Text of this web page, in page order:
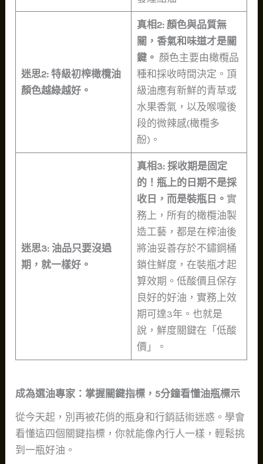
迷思2: 特級初榨橄欖油
顏色越綠越好。
真相2: 顏色與品質無
關，香氣和味道才是關
鍵。 顏色主要由橄欖品
種和採收時間決定。頂
級油應有新鮮的青草或
水果香氣，以及喉嚨後
段的微辣感(橄欖多
酚)。
迷思3: 油品只要沒過
期，就一樣好。
真相3: 採收期是固定
的！瓶上的日期不是採
收日，而是裝瓶日。 實
務上，所有的橄欖油製
造工藝，都是在榨油後
將油妥善存於不鏽鋼桶
鎖住鮮度，在裝瓶才起
算效期。低酸價且保存
良好的好油，實務上效
期可達3年。也就是
說，鮮度關鍵在「低酸
價」。
成為選油專家：掌握關鍵指標，5分鐘看懂油瓶標示
從今天起，別再被花俏的瓶身和行銷話術迷惑。學會
看懂這四個關鍵指標，你就能像內行人一樣，輕鬆挑
到一瓶好油。